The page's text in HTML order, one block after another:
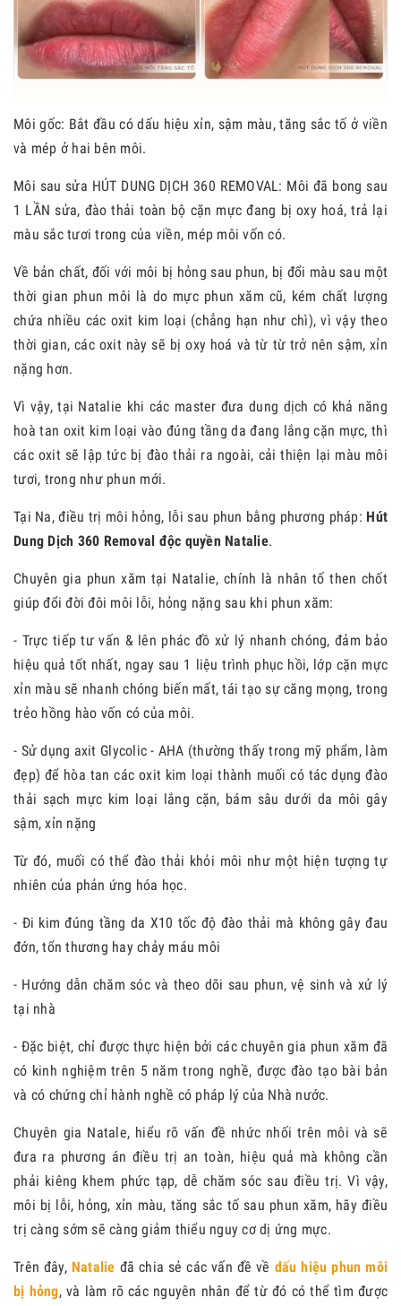
Môi gốc: Bắt đầu có dấu hiệu xỉn, sậm màu, tăng sắc tố ở viền
và mép ở hai bên môi.
Môi sau sửa HÚT DUNG DỊCH 360 REMOVAL: Môi đã bong sau
1 LẦN sửa, đào thải toàn bộ cặn mực đang bị oxy hoá, trả lại
màu sắc tươi trong của viền, mép môi vốn có.
Về bản chất, đối với môi bị hỏng sau phun, bị đổi màu sau một
thời gian phun môi là do mực phun xăm cũ, kém chất lượng
chứa nhiều các oxit kim loại (chẳng hạn như chì), vì vậy theo
thời gian, các oxit này sẽ bị oxy hoá và từ từ trở nên sậm, xỉn
nặng hơn.
Vì vậy, tại Natalie khi các master đưa dung dịch có khả năng
hoà tan oxit kim loại vào đúng tầng da đang lắng cặn mực, thì
các oxit sẽ lập tức bị đào thải ra ngoài, cải thiện lại màu môi
tươi, trong như phun mới.
Tại Na, điều trị môi hỏng, lỗi sau phun bằng phương pháp: Hút
Dung Dịch 360 Removal độc quyền Natalie.
Chuyên gia phun xăm tại Natalie, chính là nhân tố then chốt
giúp đổi đời đôi môi lỗi, hỏng nặng sau khi phun xăm:
- Trực tiếp tư vấn & lên phác đồ xử lý nhanh chóng, đảm bảo
hiệu quả tốt nhất, ngay sau 1 liệu trình phục hồi, lớp cặn mực
xỉn màu sẽ nhanh chóng biến mất, tái tạo sự căng mọng, trong
trẻo hồng hào vốn có của môi.
- Sử dụng axit Glycolic - AHA (thường thấy trong mỹ phẩm, làm
đẹp) để hòa tan các oxit kim loại thành muối có tác dụng đào
thải sạch mực kim loại lắng cặn, bám sâu dưới da môi gây
sậm, xỉn nặng
Từ đó, muối có thể đào thải khỏi môi như một hiện tượng tự
nhiên của phản ứng hóa học.
- Đi kim đúng tầng da X10 tốc độ đào thải mà không gây đau
đớn, tổn thương hay chảy máu môi
- Hướng dẫn chăm sóc và theo dõi sau phun, vệ sinh và xử lý
tại nhà
- Đặc biệt, chỉ được thực hiện bởi các chuyên gia phun xăm đã
có kinh nghiệm trên 5 năm trong nghề, được đào tạo bài bản
và có chứng chỉ hành nghề có pháp lý của Nhà nước.
Chuyên gia Natale, hiểu rõ vấn đề nhức nhối trên môi và sẽ
đưa ra phương án điều trị an toàn, hiệu quả mà không cần
phải kiêng khem phức tạp, dễ chăm sóc sau điều trị. Vì vậy,
môi bị lỗi, hỏng, xỉn màu, tăng sắc tố sau phun xăm, hãy điều
trị càng sớm sẽ càng giảm thiểu nguy cơ dị ứng mực.
Trên đây, Natalie đã chia sẻ các vấn đề về dấu hiệu phun môi
bị hỏng, và làm rõ các nguyên nhân để từ đó có thể tìm được